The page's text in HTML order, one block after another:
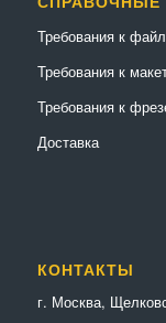
Требования к
Требования к
Требования к
Доставка
КОНТАКТЫ
г. Москва,